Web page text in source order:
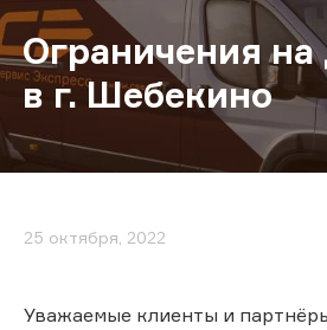
Ограничения на
в г. Шебекино
25 октября, 2022
Уважаемые клиенты и